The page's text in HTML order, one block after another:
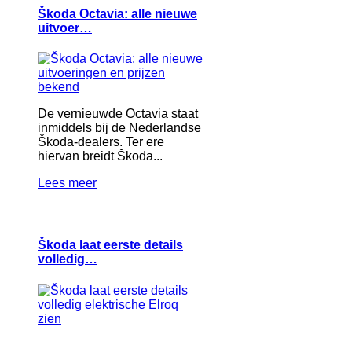
Škoda Octavia: alle nieuwe
uitvoer…
De vernieuwde Octavia staat
inmiddels bij de Nederlandse
Škoda-dealers. Ter ere
hiervan breidt Škoda...
Lees meer
Škoda laat eerste details
volledig…